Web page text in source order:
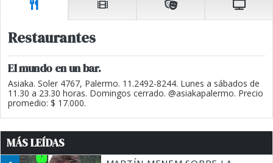
Restaurantes
El mundo en un bar.
Asiaka. Soler 4767, Palermo. 11.2492-8244. Lunes a sábados de
11.30 a 23.30 horas. Domingos cerrado. @asiakapalermo. Precio
promedio: $ 17.000.
MÁS LEÍDAS